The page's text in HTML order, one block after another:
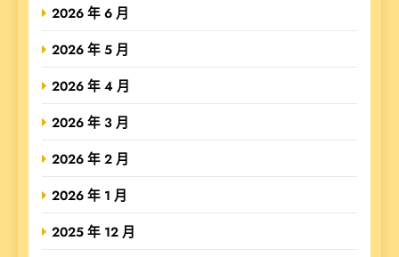
2026 年 6 月
2026 年 5 月
2026 年 4 月
2026 年 3 月
2026 年 2 月
2026 年 1 月
2025 年 12 月